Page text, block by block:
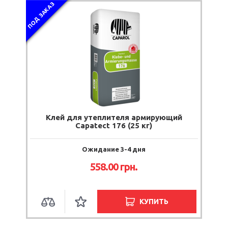
ПОД ЗАКАЗ
Клей для утеплителя армирующий
Capatect 176 (25 кг)
Ожидание 3-4 дня
558.00 грн.
КУПИТЬ